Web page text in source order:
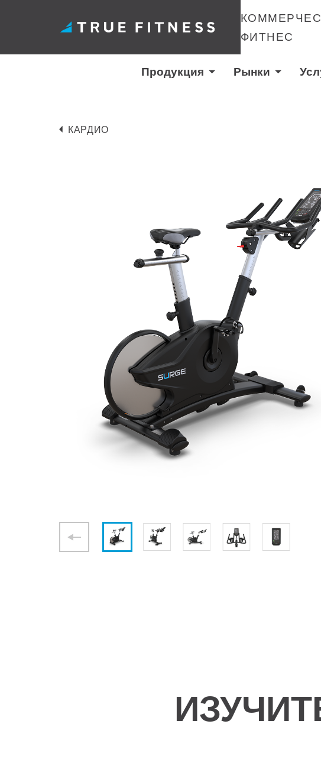
содержанию
ФИТНЕС
Продукция Рынки
КАРДИО